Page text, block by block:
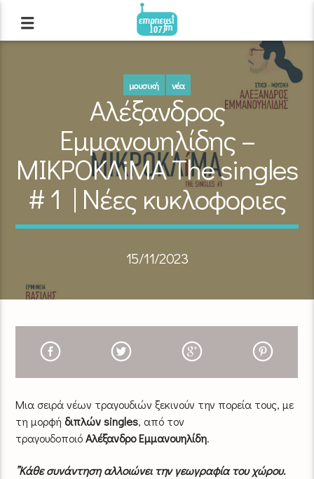
μουσική νέα
Αλέξανδρος
Εμμανουηλίδης –
ΜΙΚΡΟΚΛiΜΑ The singles
# 1 | Νέες κυκλοφοριες
15/11/2023
Μια σειρά νέων τραγουδιών ξεκινούν την πορεία τους, με
τη μορφή διπλών singles, από τον
τραγουδοποιόΑλέξανδρο Εμμανουηλίδη.
”Κάθε συνάντηση αλλοιώνει την γεωγραφία του χώρου.